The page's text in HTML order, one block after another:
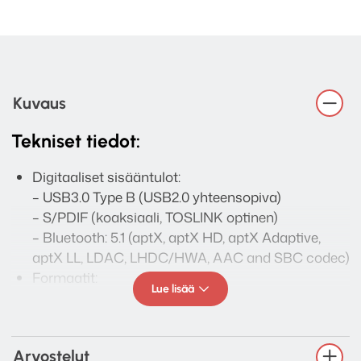
Kuvaus
Tekniset tiedot:
Digitaaliset sisääntulot:
– USB3.0 Type B (USB2.0 yhteensopiva)
– S/PDIF (koaksiaali, TOSLINK optinen)
– Bluetooth: 5.1 (aptX, aptX HD, aptX Adaptive,
aptX LL, LDAC, LHDC/HWA, AAC and SBC codec)
Formaatit:
– PCM: 44.1/48/88.2/96/176.4/192kHz
– DXD: 352.8/384kHz
Lue lisää
Arvostelut